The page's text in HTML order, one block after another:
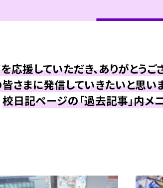
援していただき、ありがとう
さまに発信していきたいと思い
校日記ページの「過去記事」内メ